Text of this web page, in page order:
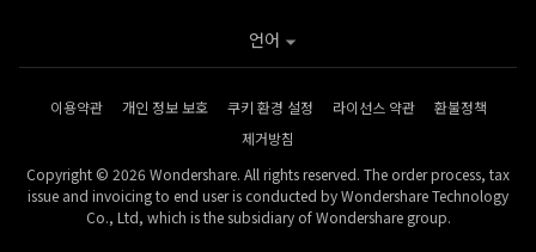
이용약관 개인 정보 보호 쿠키 환경 설정 라이선스 약관
환불정책
제거방침
Copyright © 2026 Wondershare. All rights reserved. The order process, tax
issue and invoicing to end user is conducted by Wondershare Technology
Co., Ltd, which is the subsidiary of Wondershare group.
언어